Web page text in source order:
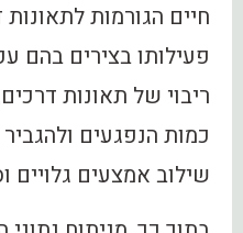
חיים הגורמות
פעילותו בצירים בהם
ריבוי של תאונות
כמות הנפגעים
שילוב אמצעים גלויים